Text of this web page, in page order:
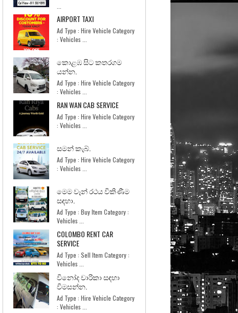
AIRPORT TAXI
Ad Type : Hire Vehicle Category
: Vehicles ...
කොළඹ සිට කතරගම
යන්න.
Ad Type : Hire Vehicle Category
: Vehicles ...
RAN WAN CAB SERVICE
Ad Type : Hire Vehicle Category
: Vehicles ...
සමන් කැබ්.
Ad Type : Hire Vehicle Category
: Vehicles ...
මෙම වෑන් රථය විකිණීම
සඳහා.
Ad Type : Buy Item Category :
Vehicles ...
COLOMBO RENT CAR
SERVICE
Ad Type : Sell Item Category :
Vehicles ...
විනෝද චාරිකා සඳහා
විමසන්න.
Ad Type : Hire Vehicle Category
: Vehicles ...